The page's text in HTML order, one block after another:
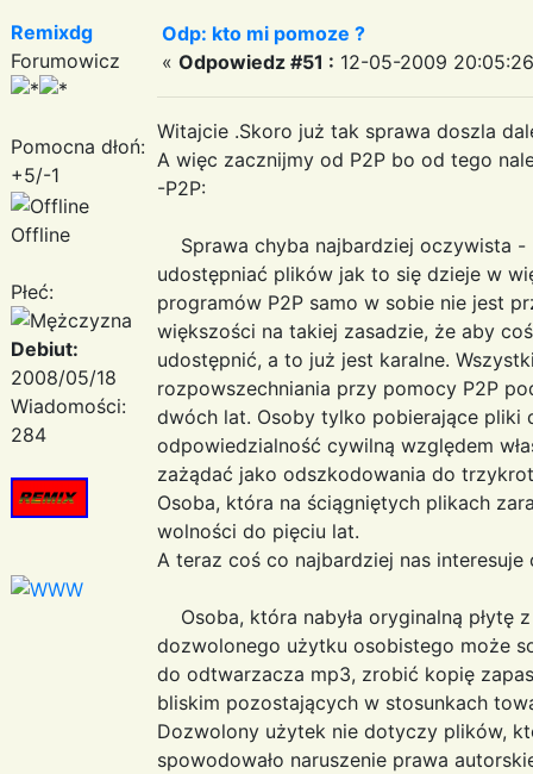
Remixdg
Forumowicz
Pomocna dłoń:
+5/-1
Offline
Płeć:
Debiut:
2008/05/18
Wiadomości:
284
Odp: kto mi pomoze ?
« Odpowiedz #51 : 12-05-2009
Witajcie .Skoro już tak sprawa doszla
A więc zacznijmy od P2P bo od tego
-P2P:
Sprawa chyba najbardziej oczywista -
udostępniać plików jak to się dzieje w
programów P2P samo w sobie nie jest
większości na takiej zasadzie, że aby
udostępnić, a to już jest karalne.
rozpowszechniania przy pomocy P2P
dwóch lat. Osoby tylko pobierające pliki
odpowiedzialność cywilną względem
zażądać jako odszkodowania do
Osoba, która na ściągniętych plikach
wolności do pięciu lat.
A teraz coś co najbardziej nas interesuje
Osoba, która nabyła oryginalną płytę
dozwolonego użytku osobistego może
do odtwarzacza mp3, zrobić kopię
bliskim pozostających w stosunkach
Dozwolony użytek nie dotyczy plików,
spowodowało naruszenie prawa